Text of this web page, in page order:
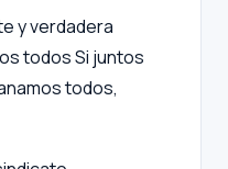
y verdadera
todosSi juntos
todos,